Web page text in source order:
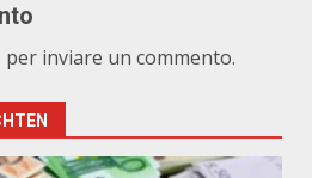
per inviare un commento.